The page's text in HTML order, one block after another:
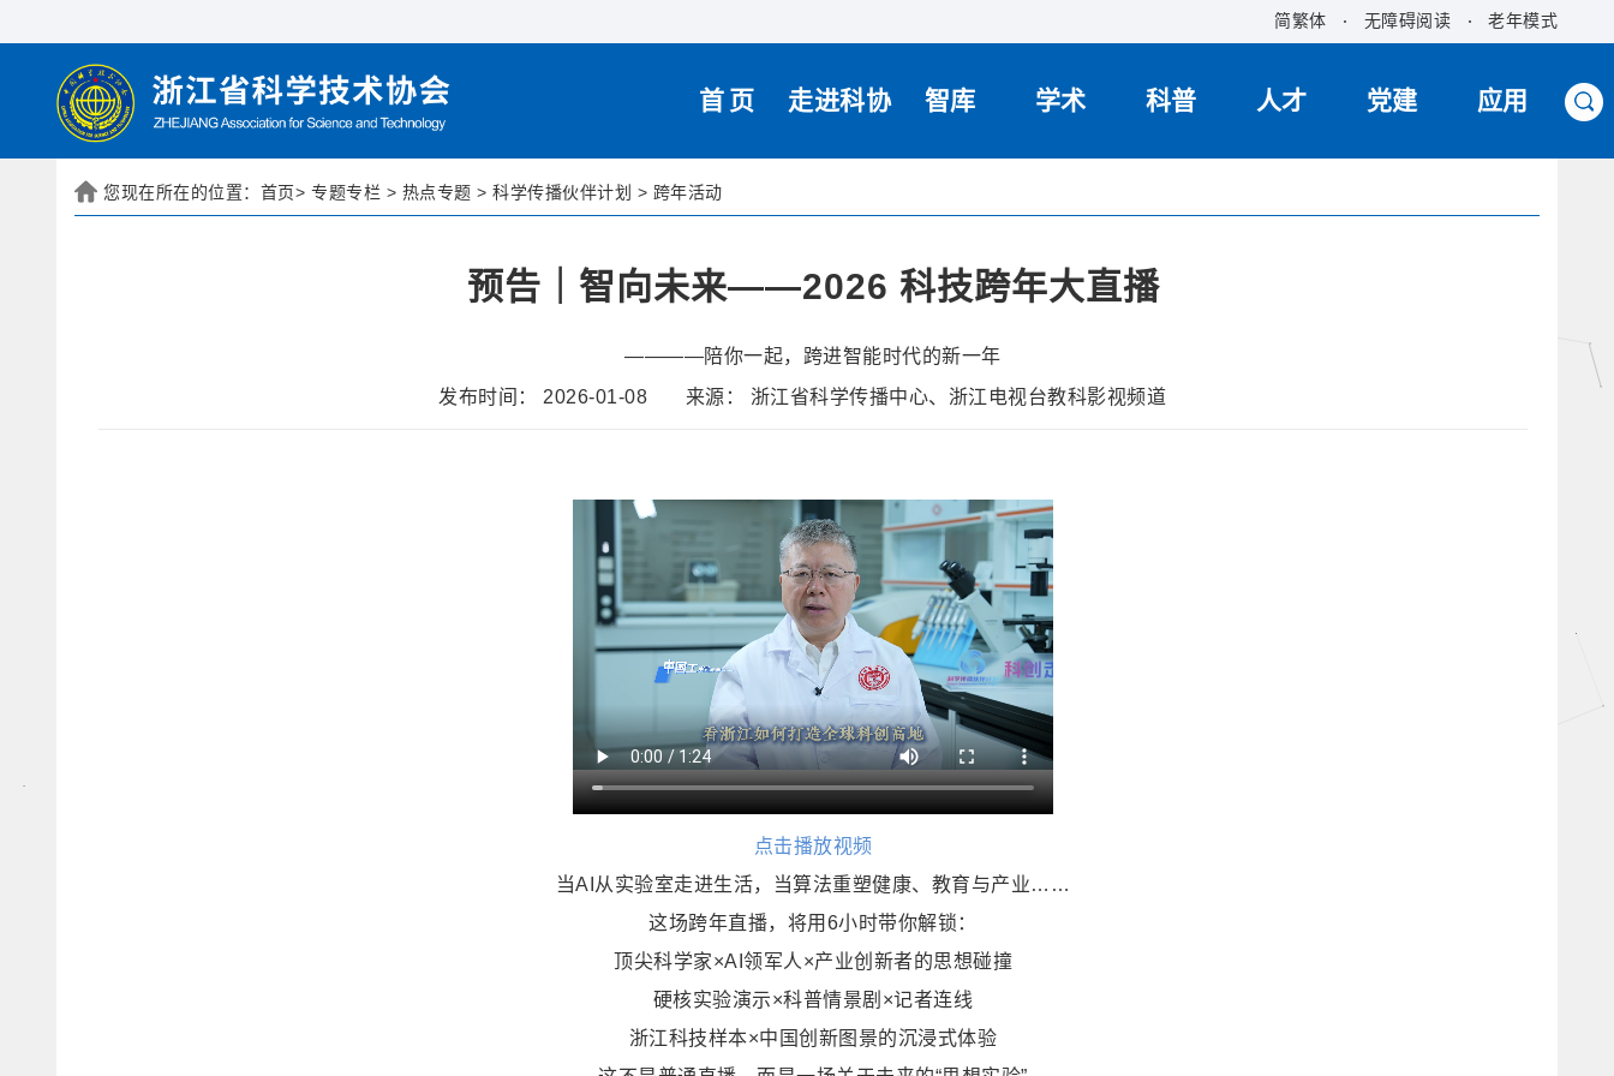
简繁体 无障碍阅读 老年模式
首页 走进科协 智库 学术 科普 人才 党建 应用
您现在所在的位置： 首页> 专题专栏 > 热点专题 > 科学传播伙伴计划 > 跨年活动
预告｜智向未来——2026 科技跨年大直播
————陪你一起，跨进智能时代的新一年
发布时间： 2026-01-08
来源： 浙江省科学传播中心、浙江电视台教科影视频道
点击播放视频
当AI从实验室走进生活，当算法重塑健康、教育与产业……
这场跨年直播，将用6小时带你解锁：
顶尖科学家×AI领军人×产业创新者的思想碰撞
硬核实验演示×科普情景剧×记者连线
浙江科技样本×中国创新图景的沉浸式体验